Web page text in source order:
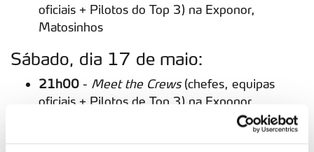
oficiais + Pilotos do Top 3) na Exponor,
Matosinhos
Sábado, dia 17 de maio:
21h00 - Meet the Crews(chefes, equipas
oficiais + Pilotos de Top 3) na Exponor,